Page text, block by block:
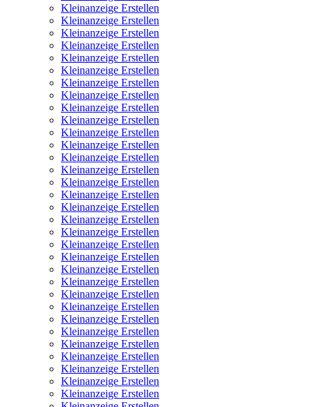
Kleinanzeige Erstellen
Kleinanzeige Erstellen
Kleinanzeige Erstellen
Kleinanzeige Erstellen
Kleinanzeige Erstellen
Kleinanzeige Erstellen
Kleinanzeige Erstellen
Kleinanzeige Erstellen
Kleinanzeige Erstellen
Kleinanzeige Erstellen
Kleinanzeige Erstellen
Kleinanzeige Erstellen
Kleinanzeige Erstellen
Kleinanzeige Erstellen
Kleinanzeige Erstellen
Kleinanzeige Erstellen
Kleinanzeige Erstellen
Kleinanzeige Erstellen
Kleinanzeige Erstellen
Kleinanzeige Erstellen
Kleinanzeige Erstellen
Kleinanzeige Erstellen
Kleinanzeige Erstellen
Kleinanzeige Erstellen
Kleinanzeige Erstellen
Kleinanzeige Erstellen
Kleinanzeige Erstellen
Kleinanzeige Erstellen
Kleinanzeige Erstellen
Kleinanzeige Erstellen
Kleinanzeige Erstellen
Kleinanzeige Erstellen